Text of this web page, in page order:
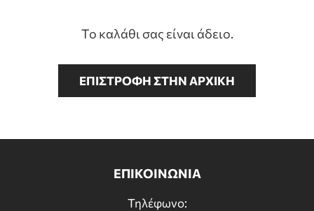
ΠΟΡΤΕΣ
Το καλάθι σας είναι άδειο.
ΕΠΙΣΤΡΟΦΗ ΣΤΗΝ ΑΡΧΙΚΗ
ΕΠΙΚΟΙΝΩΝΙΑ
Τηλέφωνο: